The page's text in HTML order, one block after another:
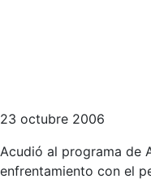
23 octubre 2006
Acudió al programa de
enfrentamiento con el